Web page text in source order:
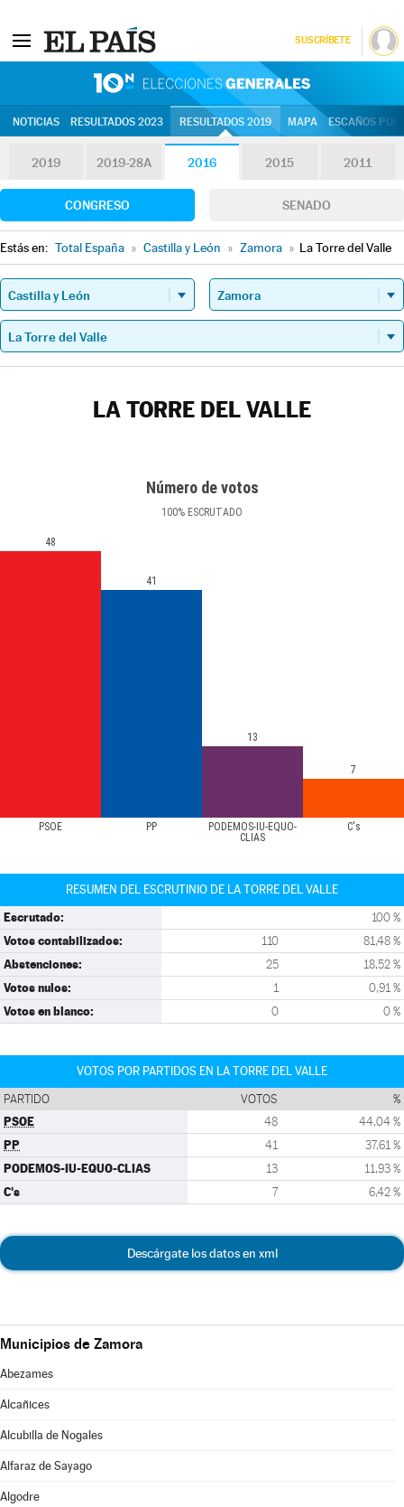
SUSCRÍBETE
NOTICIAS RESULTADOS 2023 RESULTADOS 2019 MAPA ESCAÑOS
2019 2019-28A 2016 2015 2011
CONGRESO SENADO
Estás en: Total España » Castilla y León » Zamora » La Torre del Valle
LA TORRE DEL VALLE
Número de votos
100% ESCRUTADO
PSOE PP
PODEMOS-IU-EQUO-
CLIAS
C's
48
41
13
7
RESUMEN DEL ESCRUTINIO DE LA TORRE DEL VALLE
Escrutado: 100 %
Votos contabilizados: 110 81,48 %
Abstenciones: 25 18,52 %
Votos nulos: 1 0,91 %
Votos en blanco: 0 0 %
VOTOS POR PARTIDOS EN LA TORRE DEL VALLE
PARTIDO VOTOS %
PSOE 48 44,04 %
PP 41 37,61 %
PODEMOS-IU-EQUO-CLIAS 13 11,93 %
C's 7 6,42 %
Descárgate los datos en xml
Municipios de Zamora
Abezames
Alcañices
Alcubilla de Nogales
Alfaraz de Sayago
Algodre